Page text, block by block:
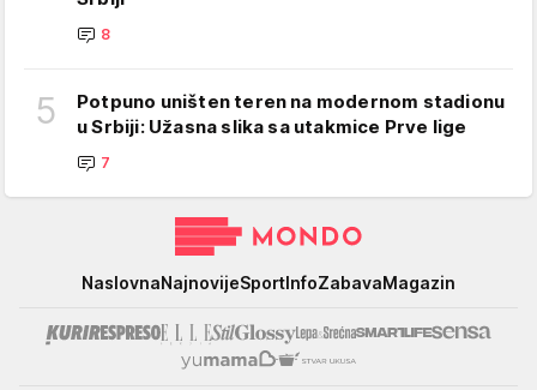
8
5
Potpuno uništen teren na modernom stadionu
u Srbiji: Užasna slika sa utakmice Prve lige
7
NaslovnaNajnovijeSportInfoZabavaMagazin